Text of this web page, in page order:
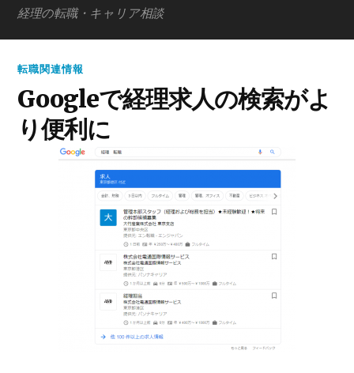
経理の転職・キャリア相談
転職関連情報
Googleで経理求人の検索がよ
り便利に